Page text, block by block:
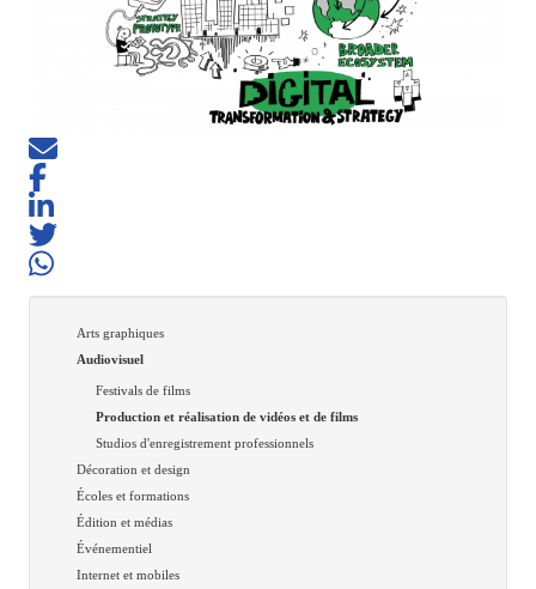
Arts graphiques
Audiovisuel
Festivals de films
Production et réalisation de vidéos et de films
Studios d'enregistrement professionnels
Décoration et design
Écoles et formations
Édition et médias
Événementiel
Internet et mobiles